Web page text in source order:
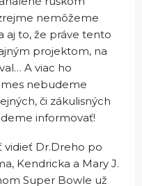
nemôžeme
aj to, že práve tento
projektom, na
A viac ho
nebudeme
či zákulisných
informovať!
Dr.Dreho po
Kendricka a Mary J.
Super Bowle už